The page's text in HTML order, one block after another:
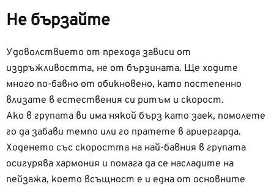
Не бързайте
Удоволствието от прехода зависи от
издръжливостта, не от бързината. Ще ходите
много по-бавно от обикновено, като постепенно
влизате в естествения си ритъм и скорост.
Ако в групата ви има някой бърз като заек, помолете
го да забави темпо или го пратете в ариергарда.
Ходенето със скоростта на най-бавния в групата
осигурява хармония и помага да се насладите на
пейзажа, което всъщност е и една от основните